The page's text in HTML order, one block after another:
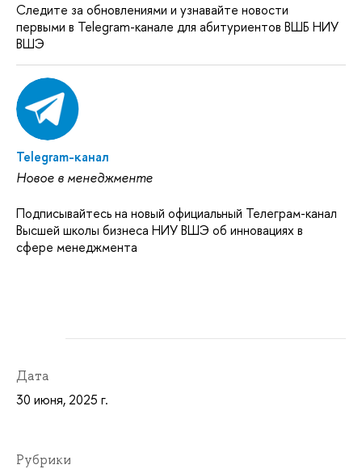
Следите за обновлениями и узнавайте новости
первыми в Telegram-канале для абитуриентов ВШБ НИУ
ВШЭ
Telegram-канал
Новое в менеджменте
Подписывайтесь на новый официальный Телеграм-канал
Высшей школы бизнеса НИУ ВШЭ об инновациях в
сфере менеджмента
Дата
30 июня, 2025 г.
Рубрики